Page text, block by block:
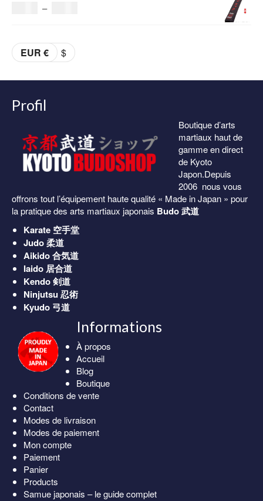
–
à
EUR € $
Profil
Boutique d’arts
martiaux haut de
gamme en direct
de Kyoto
Japon.Depuis
2006 nous vous
offrons tout l’équipement haute qualité « Made in Japan » pour
la pratique des arts martiaux japonais Budo 武道
Karate 空手堂
Judo柔道
Aikido合気道
Iaido 居合道
Kendo剣道
Ninjutsu忍術
Kyudo 弓道
Informations
À propos
Accueil
Blog
Boutique
Conditions de vente
Contact
Modes de livraison
Modes de paiement
Mon compte
Paiement
Panier
Products
Samue japonais – le guide complet